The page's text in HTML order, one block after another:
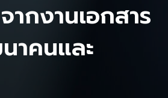
ากงานเอกสาร
าคนและ